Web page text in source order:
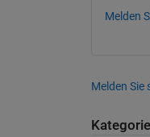
Melden
Melden Sie